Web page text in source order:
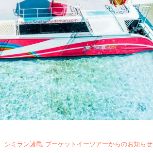
シミラン諸島, プーケットイーツアーからのお知らせ